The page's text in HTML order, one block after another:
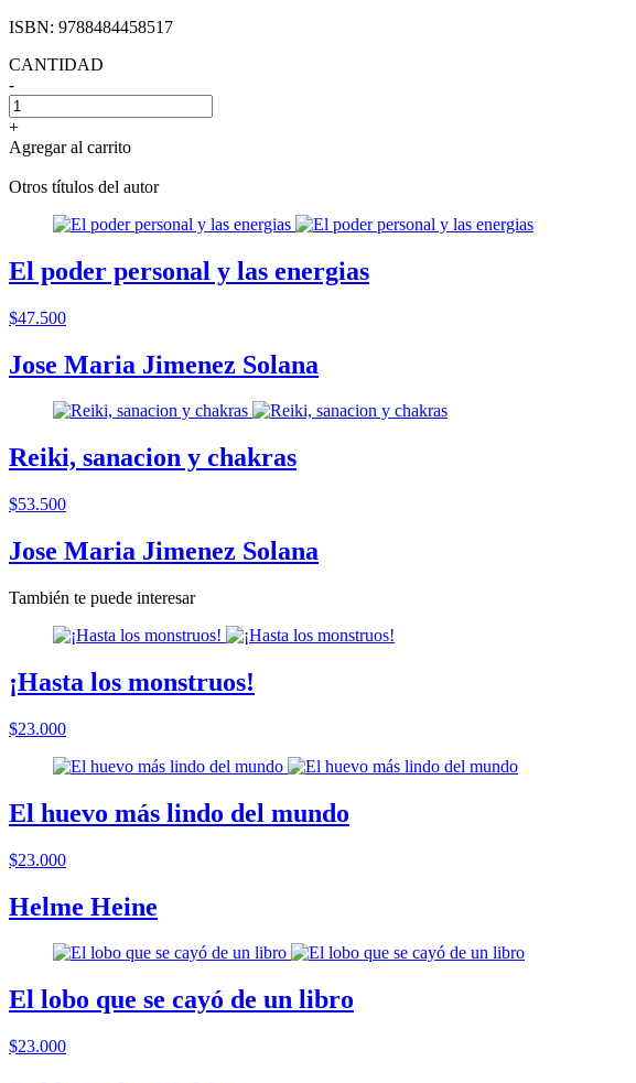
ISBN: 9788484458517
CANTIDAD
-
+
Agregar al carrito
Otros títulos del autor
El poder personal y las energias
$47.500
Jose Maria Jimenez Solana
Reiki, sanacion y chakras
$53.500
Jose Maria Jimenez Solana
También te puede interesar
¡Hasta los monstruos!
$23.000
El huevo más lindo del mundo
$23.000
Helme Heine
El lobo que se cayó de un libro
$23.000